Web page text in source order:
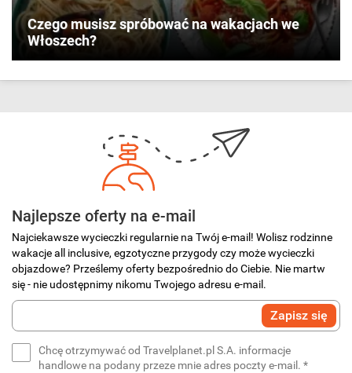
Czego musisz spróbować na wakacjach we
Włoszech?
Najlepsze oferty na e-mail
Najciekawsze wycieczki regularnie na Twój e-mail! Wolisz rodzinne
wakacje all inclusive, egzotyczne przygody czy może wycieczki
objazdowe? Prześlemy oferty bezpośrednio do Ciebie. Nie martw
się - nie udostępnimy nikomu Twojego adresu e-mail.
Wprowadź
swój
Zapisz się
Chcę otrzymywać od Travelplanet.pl S.A. informacje
handlowe na podany przeze mnie adres poczty e-mail. *